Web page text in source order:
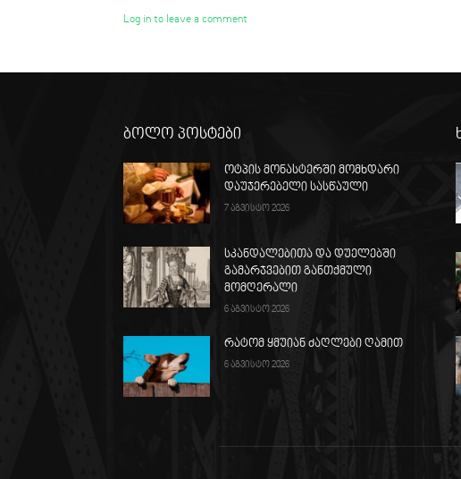
Log in to leave a comment
ბოლო პოსტები
ოტპის მონასტერში მომხდარი
დაუჯერებელი სასწაული
7 აგვისტო 2026
სკანდალებითა და დუელებში
გამარჯვებით განთქმული
მომღერალი
6 აგვისტო 2026
რატომ ყმუიან ძაღლები ღამით
6 აგვისტო 2026